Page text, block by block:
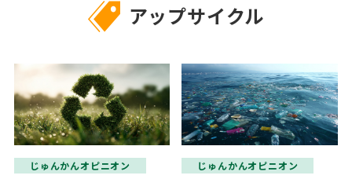
アップサイクル
じゅんかんオピニオン じゅんかんオピニオン